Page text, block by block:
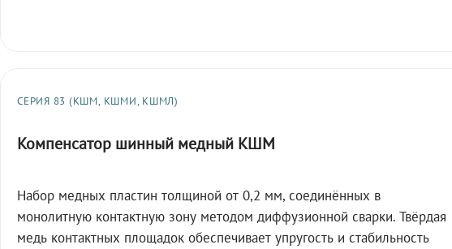
СЕРИЯ 83 (КШМ, КШМИ, КШМЛ)
Компенсатор шинный медный КШМ
Набор медных пластин толщиной от 0,2 мм, соединённых в
монолитную контактную зону методом диффузионной сварки. Твёрдая
медь контактных площадок обеспечивает упругость и стабильность